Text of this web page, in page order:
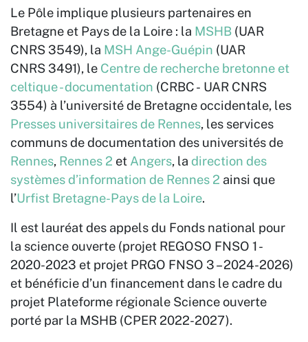
Le Pôle implique plusieurs partenaires en
Bretagne et Pays de la Loire : la MSHB (UAR
CNRS 3549), la MSH Ange-Guépin (UAR
CNRS 3491), le Centre de recherche bretonne et
celtique - documentation (CRBC - UAR CNRS
3554) à l’université de Bretagne occidentale, les
Presses universitaires de Rennes, les services
communs de documentation des universités de
Rennes, Rennes 2 et Angers, la direction des
systèmes d’information de Rennes 2 ainsi que
l’Urfist Bretagne-Pays de la Loire.
Il est lauréat des appels du Fonds national pour
la science ouverte (projet REGOSO FNSO 1 -
2020-2023 et projet PRGO FNSO 3 – 2024-2026)
et bénéficie d’un financement dans le cadre du
projet Plateforme régionale Science ouverte
porté par la MSHB (CPER 2022-2027).